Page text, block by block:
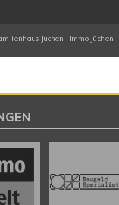
Jüchen Immo Jüchen